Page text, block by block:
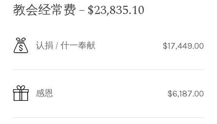
教会经常费 – $23,835.10
认捐 / 什一奉献 $17,449.00
感恩 $6,187.00